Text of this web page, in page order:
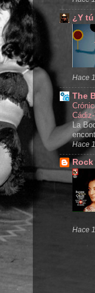
¿Y
Hace
The
La
Hace
Rock
Hace